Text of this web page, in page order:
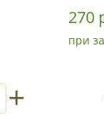
+
270
при